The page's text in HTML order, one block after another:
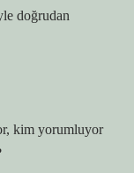
doğrudan
kim yorumluyor